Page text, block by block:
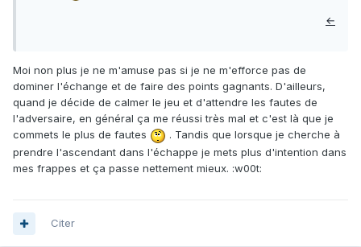
←
Moi non plus je ne m'amuse pas si je ne m'efforce pas de
dominer l'échange et de faire des points gagnants. D'ailleurs,
quand je décide de calmer le jeu et d'attendre les fautes de
l'adversaire, en général ça me réussi très mal et c'est là que je
commets le plus de fautes
. Tandis que lorsque je cherche à
prendre l'ascendant dans l'échappe je mets plus d'intention dans
mes frappes et ça passe nettement mieux. :w00t:
Citer